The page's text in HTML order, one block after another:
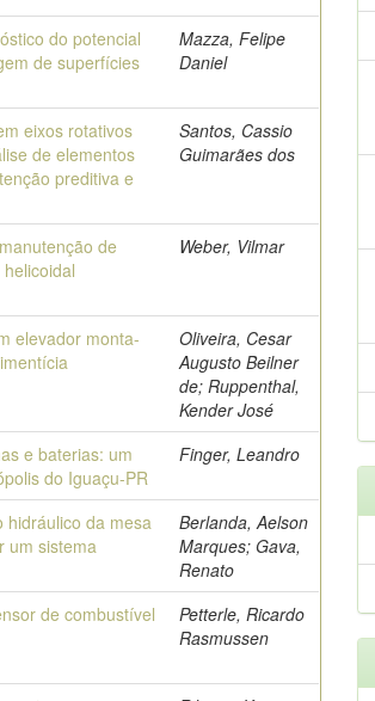
do potencial
de superfícies
Mazza, Felipe
Daniel
eixos rotativos
de elementos
preditiva e
Santos, Cassio
Guimarães dos
de
Weber, Vilmar
elevador monta-
Oliveira, Cesar
Augusto Beilner
de; Ruppenthal,
Kender José
e baterias: um
do Iguaçu-PR
Finger, Leandro
hidráulico da mesa
um sistema
Berlanda, Aelson
Marques; Gava,
Renato
de combustível
Petterle, Ricardo
Rasmussen